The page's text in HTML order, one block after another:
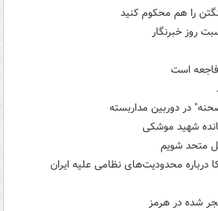
را هم محکوم کنید
روز خبرنگار
فاجعه است
شهید موشکی
متحد شویم
درباره محدودیت‌های نظامی علیه ایران
شده در هرمز